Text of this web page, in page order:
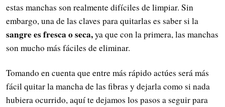
estas manchas son realmente difíciles de limpiar. Sin
embargo, una de las claves para quitarlas es saber si la
sangre es fresca o seca,ya que con la primera, las manchas
son mucho más fáciles de eliminar.
Tomando en cuenta que entre más rápido actúes será más
fácil quitar la mancha de las fibras y dejarla como si nada
hubiera ocurrido, aquí te dejamos los pasos a seguir para